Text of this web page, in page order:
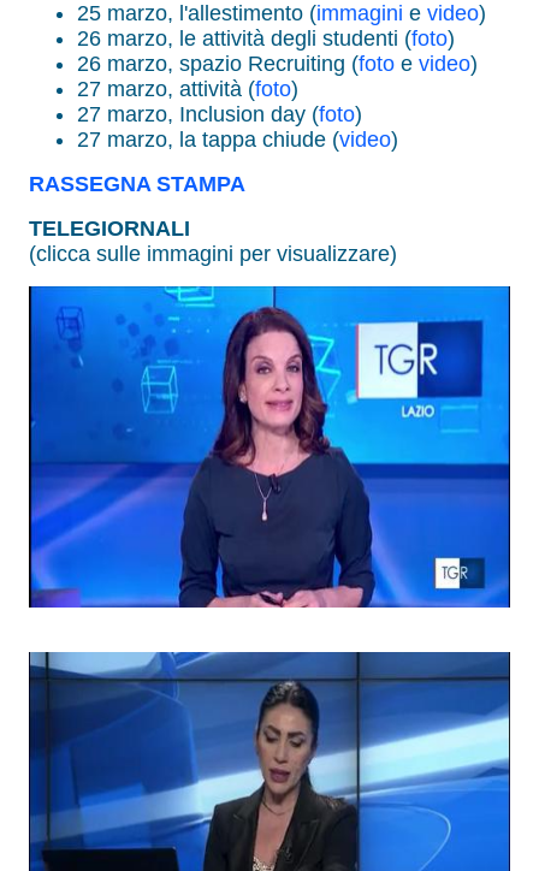
25 marzo, l'allestimento (immagini e video)
26 marzo, le attività degli studenti (foto)
26 marzo, spazio Recruiting (foto e video)
27 marzo, attività (foto)
27 marzo, Inclusion day (foto)
27 marzo, la tappa chiude (video)
RASSEGNA STAMPA
TELEGIORNALI
(clicca sulle immagini per visualizzare)